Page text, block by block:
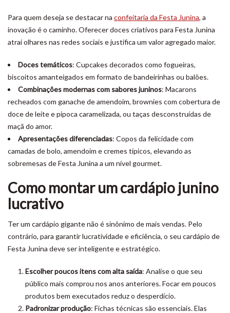
Para quem deseja se destacar na confeitaria da Festa Junina, a
inovação é o caminho. Oferecer doces criativos para Festa Junina
atrai olhares nas redes sociais e justifica um valor agregado maior.
Doces temáticos: Cupcakes decorados como fogueiras,
biscoitos amanteigados em formato de bandeirinhas ou balões.
Combinações modernas com sabores juninos: Macarons
recheados com ganache de amendoim, brownies com cobertura de
doce de leite e pipoca caramelizada, ou taças desconstruídas de
maçã do amor.
Apresentações diferenciadas: Copos da felicidade com
camadas de bolo, amendoim e cremes típicos, elevando as
sobremesas de Festa Junina a um nível gourmet.
Como montar um cardápio junino
lucrativo
Ter um cardápio gigante não é sinônimo de mais vendas. Pelo
contrário, para garantir lucratividade e eficiência, o seu cardápio de
Festa Junina deve ser inteligente e estratégico.
Escolher poucos itens com alta saída: Analise o que seu
público mais comprou nos anos anteriores. Focar em poucos
produtos bem executados reduz o desperdício.
Padronizar produção: Fichas técnicas são essenciais. Elas